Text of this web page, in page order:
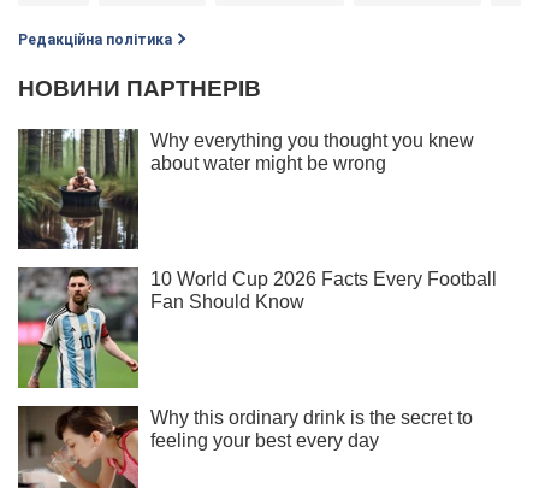
Редакційна політика